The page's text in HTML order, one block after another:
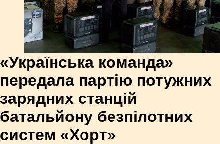
«Українська команда»
передала партію потужних
зарядних станцій
батальйону безпілотних
систем «Хорт»